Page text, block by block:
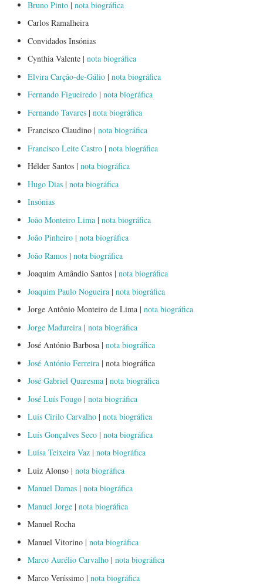
Bruno Pinto |nota biográfica
Carlos Ramalheira
Convidados Insónias
Cynthia Valente |nota biográfica
Elvira Carção-de-Gálio |nota biográfica
Fernando Figueiredo |nota biográfica
Fernando Tavares |nota biográfica
Francisco Claudino |nota biográfica
Francisco Leite Castro |nota biográfica
Hélder Santos |nota biográfica
Hugo Dias |nota biográfica
Insónias
João Monteiro Lima |nota biográfica
João Pinheiro |nota biográfica
João Ramos |nota biográfica
Joaquim Amândio Santos |nota biográfica
Joaquim Paulo Nogueira |nota biográfica
Jorge Antônio Monteiro de Lima |nota biográfica
Jorge Madureira |nota biográfica
José António Barbosa |nota biográfica
José António Ferreira | nota biográfica
José Gabriel Quaresma |nota biográfica
José Luís Fougo |nota biográfica
Luís Cirilo Carvalho |nota biográfica
Luís Gonçalves Seco |nota biográfica
Luísa Teixeira Vaz |nota biográfica
Luiz Alonso |nota biográfica
Manuel Damas |nota biográfica
Manuel Jorge |nota biográfica
Manuel Rocha
Manuel Vitorino |nota biográfica
Marco Aurélio Carvalho |nota biográfica
Marco Veríssimo |nota biográfica